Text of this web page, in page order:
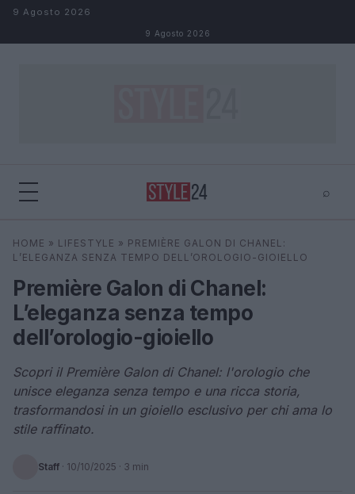
Salta al contenuto
9 Agosto 2026
9 Agosto 2026
⌕
Cerca
HOME » LIFESTYLE » PREMIÈRE GALON DI CHANEL:
L’ELEGANZA SENZA TEMPO DELL’OROLOGIO-GIOIELLO
Première Galon di Chanel:
L’eleganza senza tempo
dell’orologio-gioiello
Scopri il Première Galon di Chanel: l'orologio che
unisce eleganza senza tempo e una ricca storia,
trasformandosi in un gioiello esclusivo per chi ama lo
stile raffinato.
Staff · 10/10/2025 · 3 min